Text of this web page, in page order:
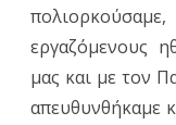
εργαζόμενους
μας και με τον
απευθυνθήκαμε